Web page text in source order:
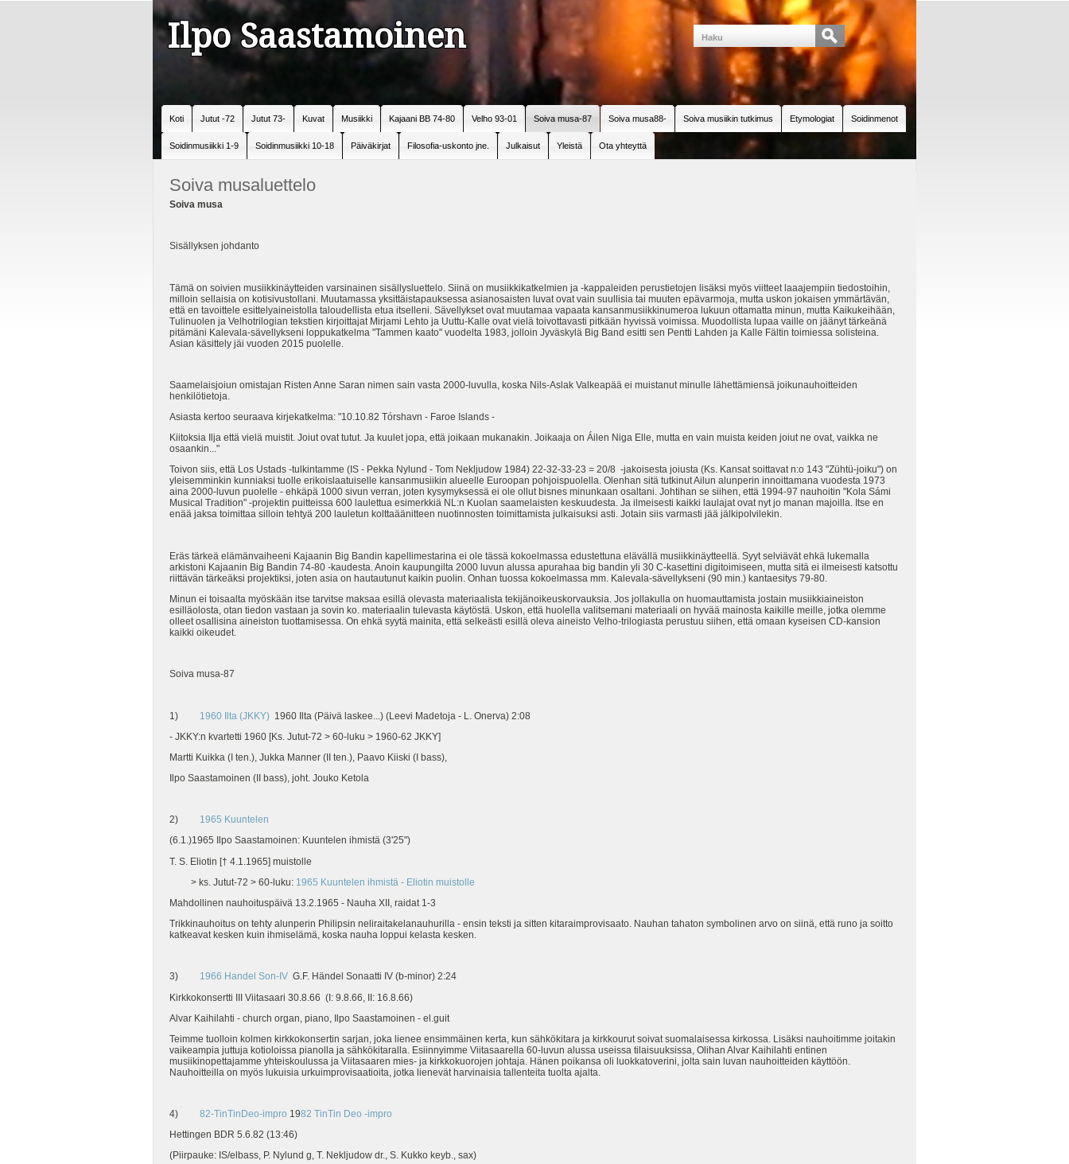
Ilpo Saastamoinen
Koti Jutut -72 Jutut 73- Kuvat Musiikki Kajaani BB 74-80 Velho 93-01 Soiva musa-87 Soiva musa88- Soiva musiikin tutkimus Etymologiat Soidinmenot
Soidinmusiikki 1-9 Soidinmusiikki 10-18 Päiväkirjat Filosofia-uskonto jne. Julkaisut Yleistä Ota yhteyttä
Soiva musaluettelo
Soiva musa
Sisällyksen johdanto
Tämä on soivien musiikkinäytteiden varsinainen sisällysluettelo. Siinä on musiikkikatkelmien ja -kappaleiden perustietojen lisäksi myös viitteet laaajempiin tiedostoihin,
milloin sellaisia on kotisivustollani. Muutamassa yksittäistapauksessa asianosaisten luvat ovat vain suullisia tai muuten epävarmoja, mutta uskon jokaisen ymmärtävän,
että en tavoittele esittelyaineistolla taloudellista etua itselleni. Sävellykset ovat muutamaa vapaata kansanmusiikkinumeroa lukuun ottamatta minun, mutta Kaikukeihään,
Tulinuolen ja Velhotrilogian tekstien kirjoittajat Mirjami Lehto ja Uuttu-Kalle ovat vielä toivottavasti pitkään hyvissä voimissa. Muodollista lupaa vaille on jäänyt tärkeänä
pitämäni Kalevala-sävellykseni loppukatkelma "Tammen kaato" vuodelta 1983, jolloin Jyväskylä Big Band esitti sen Pentti Lahden ja Kalle Fältin toimiessa solisteina.
Asian käsittely jäi vuoden 2015 puolelle.
Saamelaisjoiun omistajan Risten Anne Saran nimen sain vasta 2000-luvulla, koska Nils-Aslak Valkeapää ei muistanut minulle lähettämiensä joikunauhoitteiden
henkilötietoja.
Asiasta kertoo seuraava kirjekatkelma: "10.10.82 Tórshavn - Faroe Islands -
Kiitoksia Ilja että vielä muistit. Joiut ovat tutut. Ja kuulet jopa, että joikaan mukanakin. Joikaaja on Áilen Niga Elle, mutta en vain muista keiden joiut ne ovat, vaikka ne
osaankin..."
Toivon siis, että Los Ustads -tulkintamme (IS - Pekka Nylund - Tom Nekljudow 1984) 22-32-33-23 = 20/8 -jakoisesta joiusta (Ks. Kansat soittavat n:o 143 "Zühtü-joiku") on
yleisemminkin kunniaksi tuolle erikoislaatuiselle kansanmusiikin alueelle Euroopan pohjoispuolella. Olenhan sitä tutkinut Ailun alunperin innoittamana vuodesta 1973
aina 2000-luvun puolelle - ehkäpä 1000 sivun verran, joten kysymyksessä ei ole ollut bisnes minunkaan osaltani. Johtihan se siihen, että 1994-97 nauhoitin "Kola Sámi
Musical Tradition" -projektin puitteissa 600 laulettua esimerkkiä NL:n Kuolan saamelaisten keskuudesta. Ja ilmeisesti kaikki laulajat ovat nyt jo manan majoilla. Itse en
enää jaksa toimittaa silloin tehtyä 200 lauletun kolttaäänitteen nuotinnosten toimittamista julkaisuksi asti. Jotain siis varmasti jää jälkipolvilekin.
Eräs tärkeä elämänvaiheeni Kajaanin Big Bandin kapellimestarina ei ole tässä kokoelmassa edustettuna elävällä musiikkinäytteellä. Syyt selviävät ehkä lukemalla
arkistoni Kajaanin Big Bandin 74-80 -kaudesta. Anoin kaupungilta 2000 luvun alussa apurahaa big bandin yli 30 C-kasettini digitoimiseen, mutta sitä ei ilmeisesti katsottu
riittävän tärkeäksi projektiksi, joten asia on hautautunut kaikin puolin. Onhan tuossa kokoelmassa mm. Kalevala-sävellykseni (90 min.) kantaesitys 79-80.
Minun ei toisaalta myöskään itse tarvitse maksaa esillä olevasta materiaalista tekijänoikeuskorvauksia. Jos jollakulla on huomauttamista jostain musiikkiaineiston
esilläolosta, otan tiedon vastaan ja sovin ko. materiaalin tulevasta käytöstä. Uskon, että huolella valitsemani materiaali on hyvää mainosta kaikille meille, jotka olemme
olleet osallisina aineiston tuottamisessa. On ehkä syytä mainita, että selkeästi esillä oleva aineisto Velho-trilogiasta perustuu siihen, että omaan kyseisen CD-kansion
kaikki oikeudet.
Soiva musa-87
1) 1960 Ilta (JKKY) 1960 Ilta (Päivä laskee...) (Leevi Madetoja - L. Onerva) 2:08
- JKKY:n kvartetti 1960 [Ks. Jutut-72 > 60-luku > 1960-62 JKKY]
Martti Kuikka (I ten.), Jukka Manner (II ten.), Paavo Kiiski (I bass),
Ilpo Saastamoinen (II bass), joht. Jouko Ketola
2) 1965 Kuuntelen
(6.1.)1965 Ilpo Saastamoinen: Kuuntelen ihmistä (3'25")
T. S. Eliotin [† 4.1.1965] muistolle
> ks. Jutut-72 > 60-luku: 1965 Kuuntelen ihmistä - Eliotin muistolle
Mahdollinen nauhoituspäivä 13.2.1965 - Nauha XII, raidat 1-3
Trikkinauhoitus on tehty alunperin Philipsin neliraitakelanauhurilla - ensin teksti ja sitten kitaraimprovisaato. Nauhan tahaton symbolinen arvo on siinä, että runo ja soitto
katkeavat kesken kuin ihmiselämä, koska nauha loppui kelasta kesken.
3) 1966 Handel Son-IV G.F. Händel Sonaatti IV (b-minor) 2:24
Kirkkokonsertti III Viitasaari 30.8.66 (I: 9.8.66, II: 16.8.66)
Alvar Kaihilahti - church organ, piano, Ilpo Saastamoinen - el.guit
Teimme tuolloin kolmen kirkkokonsertin sarjan, joka lienee ensimmäinen kerta, kun sähkökitara ja kirkkourut soivat suomalaisessa kirkossa. Lisäksi nauhoitimme joitakin
vaikeampia juttuja kotioloissa pianolla ja sähkökitaralla. Esiinnyimme Viitasaarella 60-luvun alussa useissa tilaisuuksissa, Olihan Alvar Kaihilahti entinen
musiikinopettajamme yhteiskoulussa ja Viitasaaren mies- ja kirkkokuorojen johtaja. Hänen poikansa oli luokkatoverini, jolta sain luvan nauhoitteiden käyttöön.
Nauhoitteilla on myös lukuisia urkuimprovisaatioita, jotka lienevät harvinaisia tallenteita tuolta ajalta.
4) 82-TinTinDeo-impro 1982 TinTin Deo -impro
Hettingen BDR 5.6.82 (13:46)
(Piirpauke: IS/elbass, P. Nylund g, T. Nekljudow dr., S. Kukko keyb., sax)